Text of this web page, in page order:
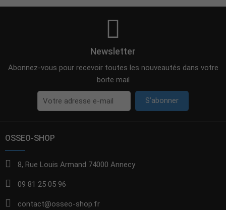
Newsletter
Abonnez-vous pour recevoir toutes les nouveautés dans votre
boite mail
S’abonner
OSSEO-SHOP
8, Rue Louis Armand 74000 Annecy
09 81 25 05 96
contact@osseo-shop.fr